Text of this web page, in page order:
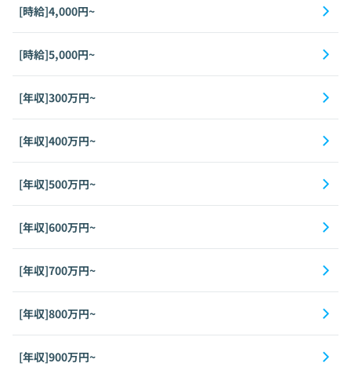
[時給]4,000円~
[時給]5,000円~
[年収]300万円~
[年収]400万円~
[年収]500万円~
[年収]600万円~
[年収]700万円~
[年収]800万円~
[年収]900万円~